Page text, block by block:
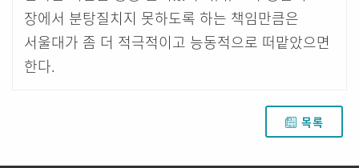
장에서 분탕질치지 못하도록 하는 책임만큼은
서울대가 좀 더 적극적이고 능동적으로 떠맡았으면
한다.
목록